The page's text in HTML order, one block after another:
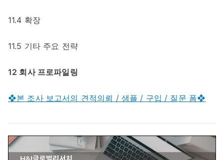
11.4 확장
11.5 기타 주요 전략
12 회사 프로파일링
❖본 조사 보고서의 견적의뢰 / 샘플 / 구입 / 질문 폼❖